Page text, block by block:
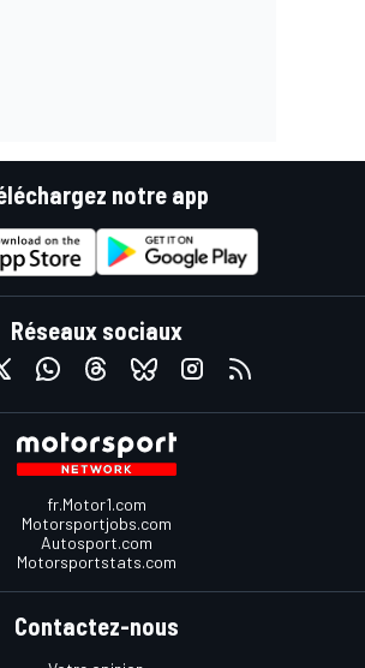
notre app
Réseaux sociaux
fr.Motor1.com
Motorsportjobs.com
Autosport.com
Motorsportstats.com
Contactez-nous